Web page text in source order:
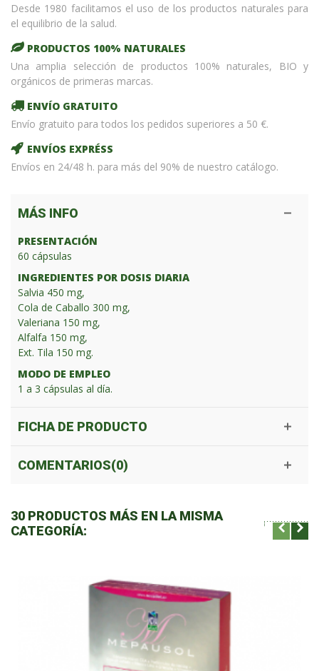
Desde 1980 facilitamos el uso de los productos naturales para
el equilibrio de la salud.
PRODUCTOS 100% NATURALES
Una amplia selección de productos 100% naturales, BIO y
orgánicos de primeras marcas.
ENVÍO GRATUITO
Envío gratuito para todos los pedidos superiores a 50 €.
ENVÍOS EXPRÉSS
Envíos en 24/48 h. para más del 90% de nuestro catálogo.
MÁS INFO
PRESENTACIÓN
60 cápsulas
INGREDIENTES POR DOSIS DIARIA
Salvia 450 mg,
Cola de Caballo 300 mg,
Valeriana 150 mg,
Alfalfa 150 mg,
Ext. Tila 150 mg.
MODO DE EMPLEO
1 a 3 cápsulas al día.
FICHA DE PRODUCTO
COMENTARIOS(0)
30 PRODUCTOS MÁS EN LA MISMA
CATEGORÍA: